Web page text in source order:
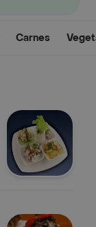
Carnes